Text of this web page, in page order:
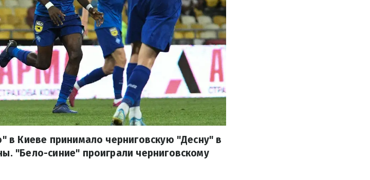
в Киеве принимало черниговскую "Десну" в
"Бело-синие" проиграли черниговскому